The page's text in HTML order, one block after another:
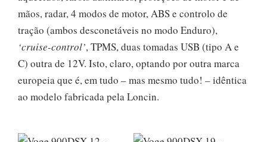
mãos, radar, 4 modos de motor, ABS e controlo de
tração (ambos desconetáveis no modo Enduro),
‘cruise-control’, TPMS, duas tomadas USB (tipo A e
C) outra de 12V. Isto, claro, optando por outra marca
europeia que é, em tudo – mas mesmo tudo! – idêntica
ao modelo fabricada pela Loncin.